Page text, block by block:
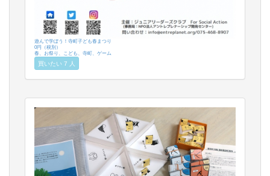
遊んで学ぼう！寺町子ども春まつり
0円（税別）
春、お祭り、こども、寺町、ゲーム
買いたい 7 人